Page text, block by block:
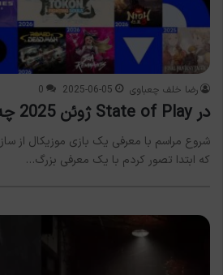
رضا خلف چعباوی 2025-06-05
0
در State of Play ژوئن 2025 چه گذشت
که ابتدا تصور کردم با یک معرفی بزرگ…